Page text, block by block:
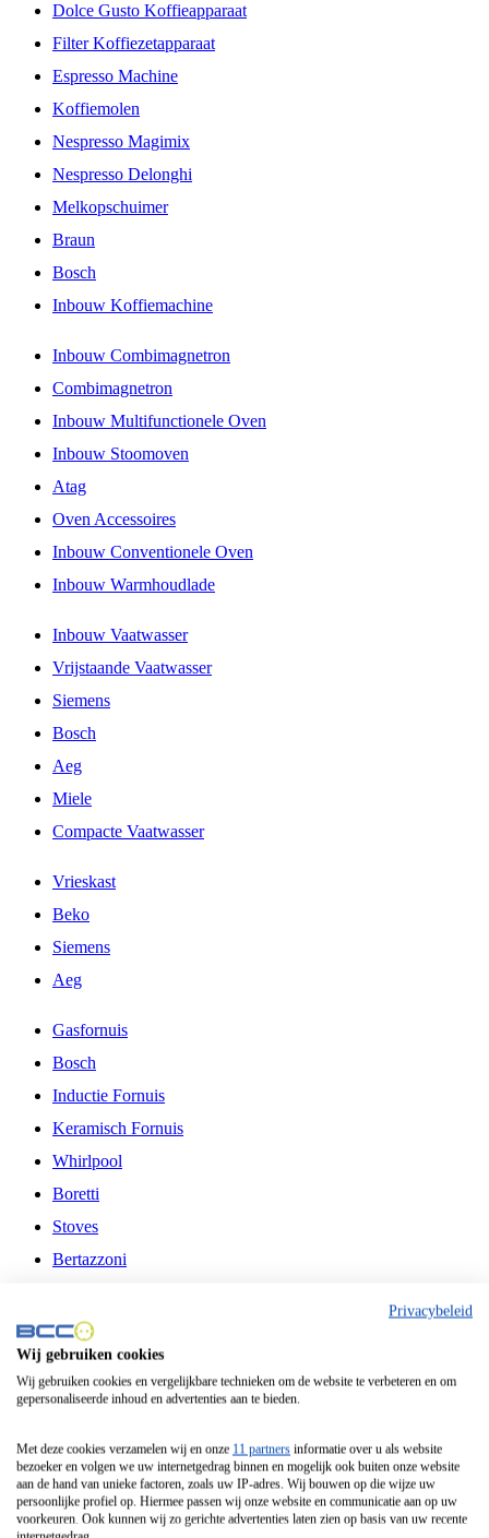
Dolce Gusto Koffieapparaat
Filter Koffiezetapparaat
Espresso Machine
Koffiemolen
Nespresso Magimix
Nespresso Delonghi
Melkopschuimer
Braun
Bosch
Inbouw Koffiemachine
Inbouw Combimagnetron
Combimagnetron
Inbouw Multifunctionele Oven
Inbouw Stoomoven
Atag
Oven Accessoires
Inbouw Conventionele Oven
Inbouw Warmhoudlade
Inbouw Vaatwasser
Vrijstaande Vaatwasser
Siemens
Bosch
Aeg
Miele
Compacte Vaatwasser
Vrieskast
Beko
Siemens
Aeg
Gasfornuis
Bosch
Inductie Fornuis
Keramisch Fornuis
Whirlpool
Boretti
Stoves
Bertazzoni
Fitelli
Airfryer
Frituurpan
Contactgrill
Broodbakmachine
Broodrooster
Privacybeleid
Wij gebruiken cookies
Wij gebruiken cookies en vergelijkbare technieken om de website te verbeteren en om
gepersonaliseerde inhoud en advertenties aan te bieden.
Met deze cookies verzamelen wij en onze 11 partners informatie over u als website
bezoeker en volgen we uw internetgedrag binnen en mogelijk ook buiten onze website
aan de hand van unieke factoren, zoals uw IP-adres. Wij bouwen op die wijze uw
persoonlijke profiel op. Hiermee passen wij onze website en communicatie aan op uw
voorkeuren. Ook kunnen wij zo gerichte advertenties laten zien op basis van uw recente